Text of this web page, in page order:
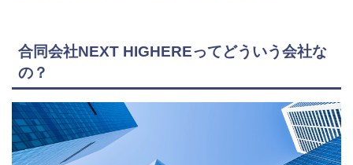
合同会社NEXT HIGHEREってどういう会社な
の？